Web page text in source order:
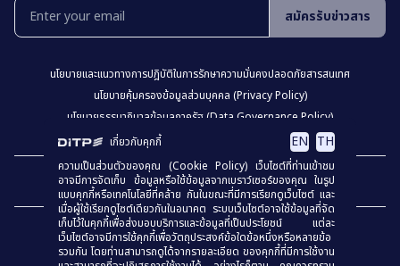
เกี่ยวกับคุกกี้ EN TH
ความเป็นส่วนตัวของคุณ (Cookie Policy) เว็บไซต์ที่ท่านเข้าชม
อาจมีการจัดเก็บ ข้อมูลหรือใช้ข้อมูลจากเบราว์เซอร์ของคุณ ในรูป
แบบคุกกี้หรือเทคโนโลยีที่คล้าย กันในขณะที่มีการเรียกดูเว็บไซต์ และ
เมื่อผู้ใช้เรียกดูไซต์เดียวกันในอนาคต ระบบเว็บไซต์อาจใช้ข้อมูลที่จัด
เก็บไว้ในคุกกี้เพื่อส่งมอบบริการและข้อมูลที่เป็นประโยชน์ แต่ละ
เว็บไซต์อาจมีการใช้คุกกี้เพื่อวัตถุประสงค์ข้อใดข้อหนึ่งหรือหลายข้อ
รวมกัน โดยท่านสามารถดูได้จากรายละเอียด ของคุกกี้ที่มีการใช้งาน
สมัครรับข่าวสาร
นโยบายเเละเเนวทางการปฎิบัติในการรักษาความมั่นคงปลอดภัยสารสนเทศ
นโยบายคุ้มครองข้อมูลส่วนบุคคล (Privacy Policy)
นโยบายธรรมาภิบาลข้อมูลภาครัฐ (Data Governance Policy)
นโยบายเว็บไซต์ (Website Policy)
การปฏิเสธความรับผิด (Disclaimer)
เเผงผังเว็บไซต์